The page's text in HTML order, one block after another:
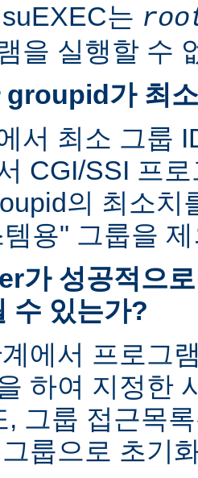
는
을 실행할 수
groupid가 최
서 최소 그룹
CGI/SSI 프
의 최소치
용" 그룹을
가 성공적으
수 있는가?
에서 프로그
하여 지정한
, 그룹 접근목
룹으로 초기